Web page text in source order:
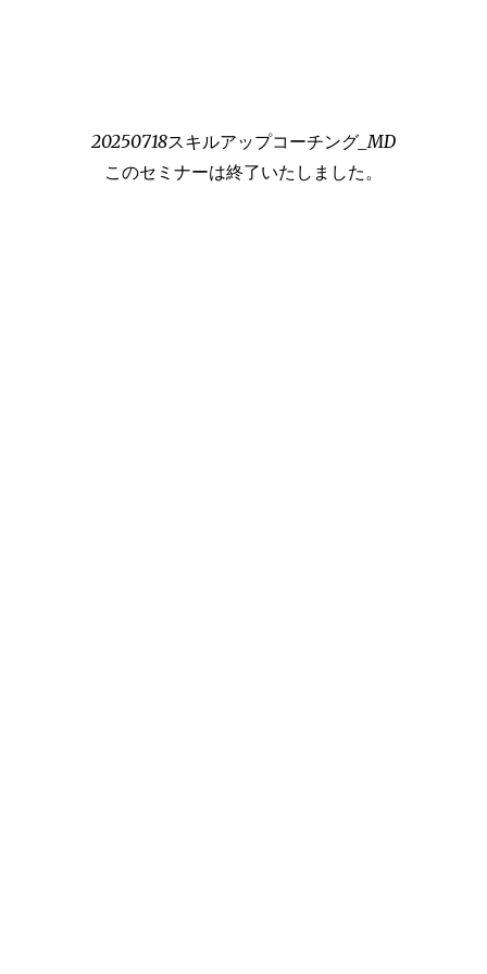
20250718スキルアップコーチング_MD
このセミナーは終了いたしました。